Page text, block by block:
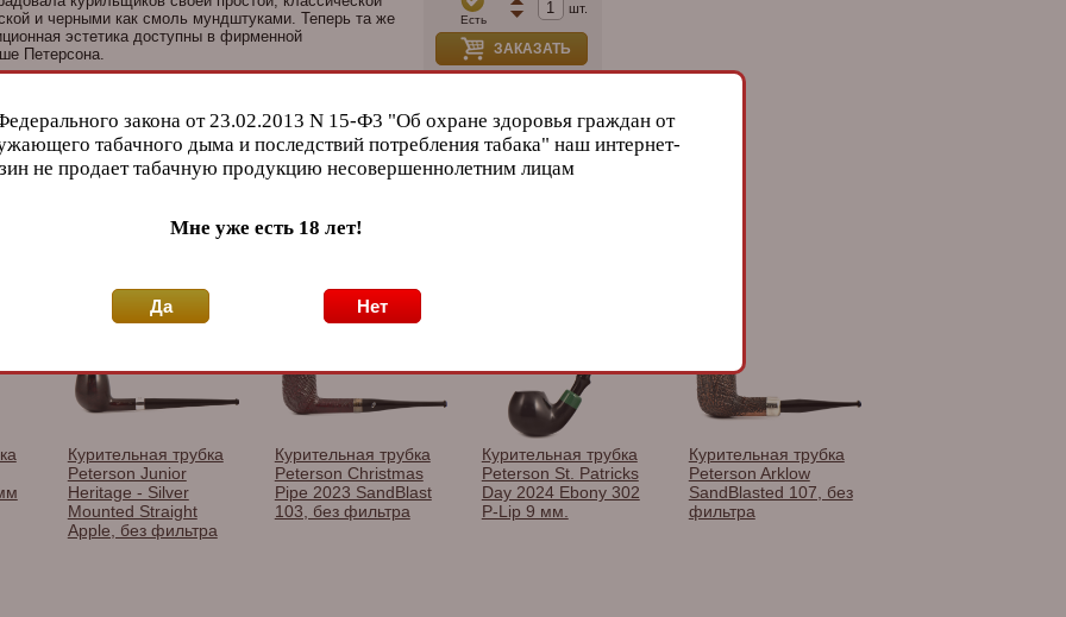
и черными как смоль мундштуками. Теперь та же
эстетика доступны в фирменной
Петерсона.
Есть
шт.
ЗАКАЗАТЬ
Бренд
Курительная трубка
Peterson Junior
Heritage - Silver
Mounted Straight
Apple, без фильтра
Курительная трубка
Peterson Christmas
Pipe 2023 SandBlast
103, без фильтра
Курительная трубка
Peterson St. Patricks
Day 2024 Ebony 302
P-Lip 9 мм.
Курительная трубка
Peterson Arklow
SandBlasted 107, без
фильтра
закона от 23.02.2013 N 15-Ф3 "Об охране здоровья граждан от
табачного дыма и последствий потребления табака" наш интернет-
не продает табачную продукцию несовершеннолетним лицам
Мне уже есть 18 лет!
Да Нет